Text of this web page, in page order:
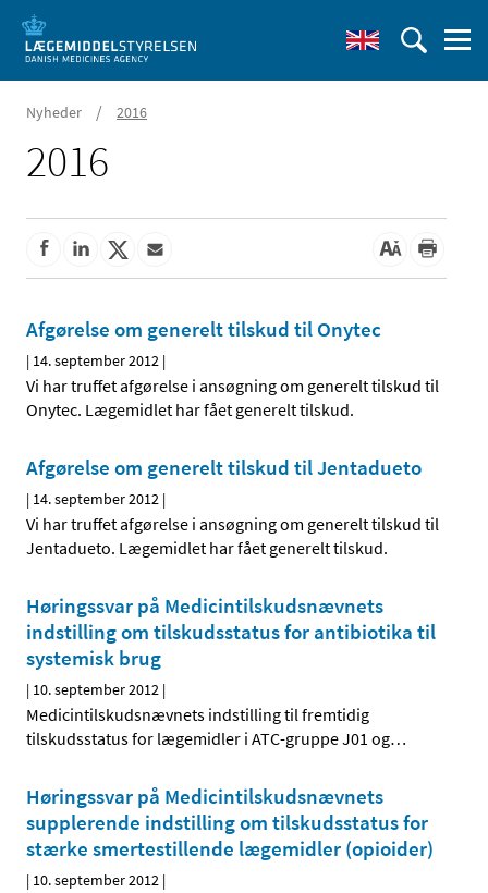
Nyheder / 2016
2016
Afgørelse om generelt tilskud til Onytec
| 14. september 2012 |
Vi har truffet afgørelse i ansøgning om generelt tilskud til
Onytec. Lægemidlet har fået generelt tilskud.
Afgørelse om generelt tilskud til Jentadueto
| 14. september 2012 |
Vi har truffet afgørelse i ansøgning om generelt tilskud til
Jentadueto. Lægemidlet har fået generelt tilskud.
Høringssvar på Medicintilskudsnævnets
indstilling om tilskudsstatus for antibiotika til
systemisk brug
| 10. september 2012 |
Medicintilskudsnævnets indstilling til fremtidig
tilskudsstatus for lægemidler i ATC-gruppe J01 og…
Høringssvar på Medicintilskudsnævnets
supplerende indstilling om tilskudsstatus for
stærke smertestillende lægemidler (opioider)
| 10. september 2012 |